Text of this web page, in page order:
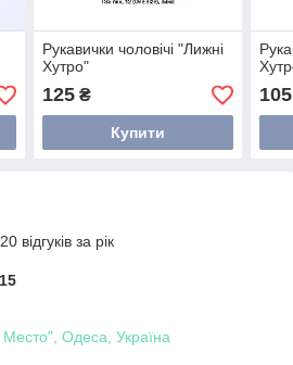
Рукавички чоловічі "Лижні
Хутро"
125₴
Купити
105
відгуків за рік
Одеса, Україна